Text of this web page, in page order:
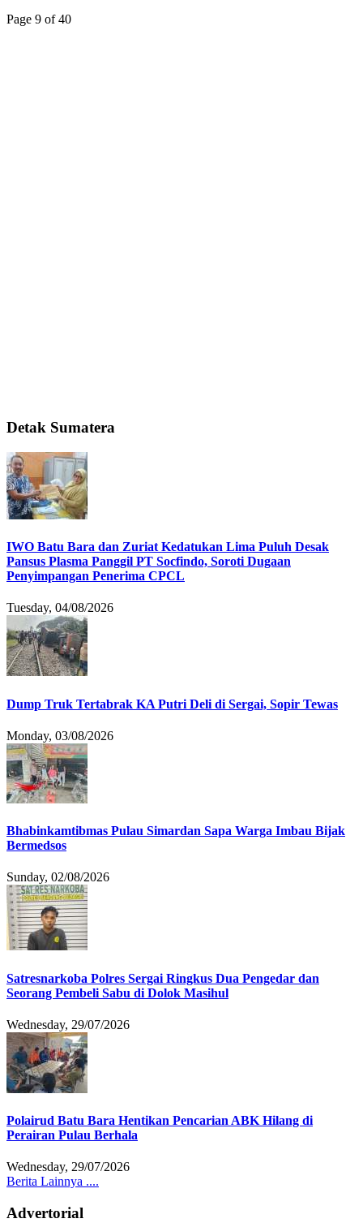
Page 9 of 40
Detak Sumatera
IWO Batu Bara dan Zuriat Kedatukan Lima Puluh Desak
Pansus Plasma Panggil PT Socfindo, Soroti Dugaan
Penyimpangan Penerima CPCL
Tuesday, 04/08/2026
Dump Truk Tertabrak KA Putri Deli di Sergai, Sopir Tewas
Monday, 03/08/2026
Bhabinkamtibmas Pulau Simardan Sapa Warga Imbau Bijak
Bermedsos
Sunday, 02/08/2026
Satresnarkoba Polres Sergai Ringkus Dua Pengedar dan
Seorang Pembeli Sabu di Dolok Masihul
Wednesday, 29/07/2026
Polairud Batu Bara Hentikan Pencarian ABK Hilang di
Perairan Pulau Berhala
Wednesday, 29/07/2026
Berita Lainnya ....
Advertorial